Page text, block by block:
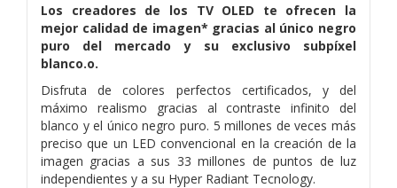
Los creadores de los TV OLED te ofrecen la
mejor calidad de imagen* gracias al único negro
puro del mercado y su exclusivo subpíxel
blanco.o.
Disfruta de colores perfectos certificados, y del
máximo realismo gracias al contraste infinito del
blanco y el único negro puro. 5 millones de veces más
preciso que un LED convencional en la creación de la
imagen gracias a sus 33 millones de puntos de luz
independientes y a su Hyper Radiant Tecnology.